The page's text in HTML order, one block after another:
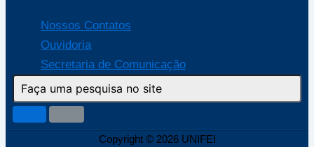
Nossos Contatos
Ouvidoria
Secretaria de Comunicação
Copyright © 2026 UNIFEI